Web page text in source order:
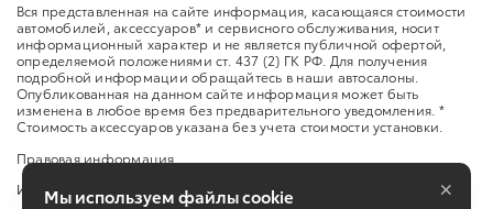
Вся представленная на сайте информация, касающаяся стоимости
автомобилей, аксессуаров* и сервисного обслуживания, носит
информационный характер и не является публичной офертой,
определяемой положениями ст. 437 (2) ГК РФ. Для получения
подробной информации обращайтесь в наши автосалоны.
Опубликованная на данном сайте информация может быть
изменена в любое время без предварительного уведомления. *
Стоимость аксессуаров указана без учета стоимости установки.
Правовая информация
Изменить настройку cookies
Мы используем файлы cookie ×